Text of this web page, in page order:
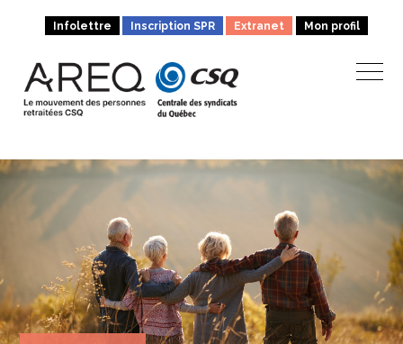
Infolettre Inscription SPR Extranet Mon profil